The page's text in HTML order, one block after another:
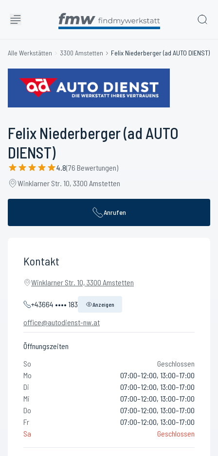
Alle Werkstätten 3300 Amstetten Felix Niederberger (ad AUTO DIENST)
Felix Niederberger (ad AUTO
DIENST)
4.8(76 Bewertungen)
Winklarner Str. 10, 3300 Amstetten
Anrufen
Kontakt
Winklarner Str. 10, 3300 Amstetten
+43664 •••• 183 Anzeigen
office@autodienst-nw.at
Öffnungszeiten
So
Geschlossen
Mo
07:00–12:00, 13:00–17:00
Di
07:00–12:00, 13:00–17:00
Mi
07:00–12:00, 13:00–17:00
Do
07:00–12:00, 13:00–17:00
Fr
07:00–12:00, 13:00–17:00
Sa
Geschlossen